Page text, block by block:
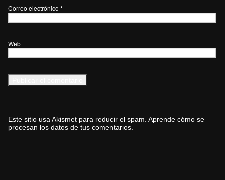
Correo electrónico *
Web
Este sitio usa Akismet para reducir el spam. Aprende cómo se
procesan los datos de tus comentarios.